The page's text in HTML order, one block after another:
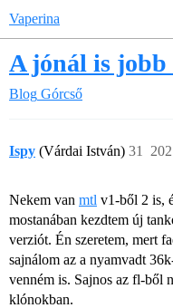
Vaperina
A jónál is
Blog Górcső
Ispy (Várdai István) 31
Nekem van mtl v1-ből 2 is,
mostanában kezdtem új
verziót. Én szeretem, mert
sajnálom az a nyamvadt
venném is. Sajnos az fl-ből
klónokban.